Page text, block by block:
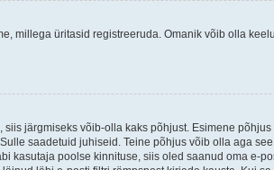
millega üritasid registreeruda. Omanik võib olla
järgmiseks võib-olla kaks põhjust. Esimene
saadetuid juhiseid. Teine põhjus võib olla aga
kasutaja poolse kinnituse, siis oled saanud oma e-